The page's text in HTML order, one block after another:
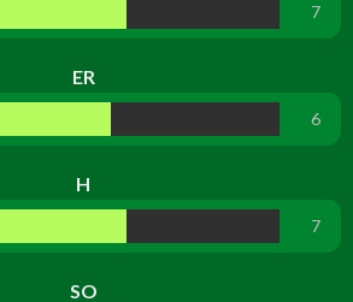
7
ER
6
H
7
SO